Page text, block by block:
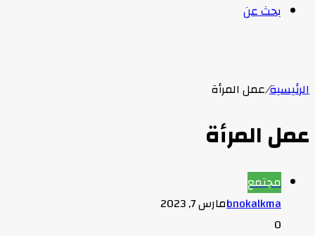
بحث عن
الرئيسية/عمل المرأة
عمل المرأة
مجتمع
bnokalkmaمارس 7, 2023
0